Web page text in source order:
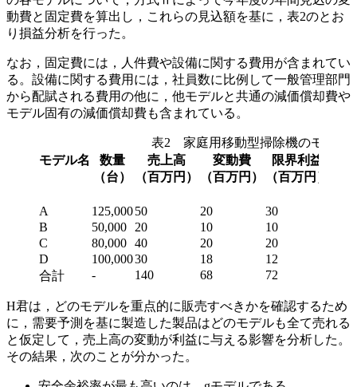
動費と固定費を算出し，これらの見込額を基に，表2のとお
り損益分析を行った。
なお，固定費には，人件費や設備に関する費用が含まれてい
る。設備に関する費用には，社員数に比例して一般管理部門
から配賦される費用の他に，他モデルと共通の減価償却費や
モデル固有の減価償却費も含まれている。
表2 家庭用移動型掃除機のモデル
モデル名
数量
（台）
売上高
（百万円）
変動費
（百万円）
限界利益
（百万円）
A 125,00050 20 30
B
50,000 20 10 10
C
80,000 40 20 20
D
100,00030 18 12
合計
- 140 68 72
H君は，どのモデルを重点的に販売すべきかを確認するため
に，需要予測を基に製造した製品はどのモデルも全て売れる
と仮定して，売上高の変動が利益に与える影響を分析した。
その結果，次のことが分かった。